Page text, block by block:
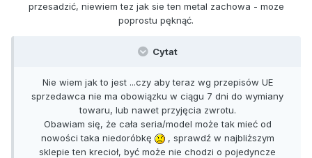
przesadzić, niewiem tez jak sie ten metal zachowa - moze
poprostu pęknąć.
Cytat
Nie wiem jak to jest ...czy aby teraz wg przepisów UE
sprzedawca nie ma obowiązku w ciągu 7 dni do wymiany
towaru, lub nawet przyjęcia zwrotu.
Obawiam się, że cała seria/model może tak mieć od
nowości taka niedoróbkę
, sprawdź w najbliższym
sklepie ten krecioł, być może nie chodzi o pojedyncze